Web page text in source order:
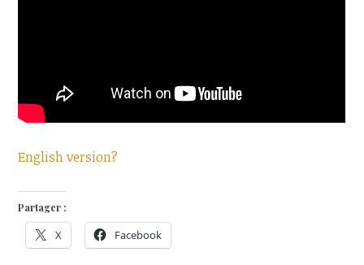
English version?
Partager :
X Facebook